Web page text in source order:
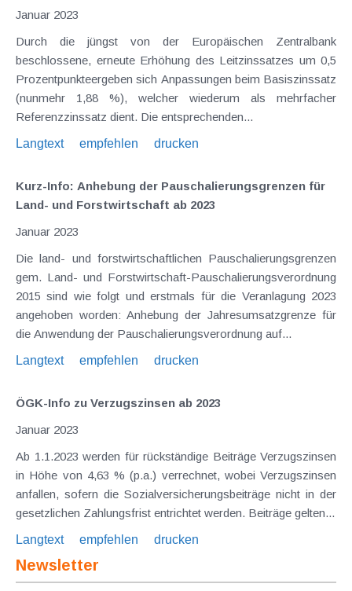
Januar 2023
Durch die jüngst von der Europäischen Zentralbank
beschlossene, erneute Erhöhung des Leitzinssatzes um 0,5
Prozentpunkteergeben sich Anpassungen beim Basiszinssatz
(nunmehr 1,88 %), welcher wiederum als mehrfacher
Referenzzinssatz dient. Die entsprechenden...
Langtext
empfehlen drucken
Kurz-Info: Anhebung der Pauschalierungsgrenzen für
Land- und Forstwirtschaft ab 2023
Januar 2023
Die land- und forstwirtschaftlichen Pauschalierungsgrenzen
gem. Land- und Forstwirtschaft-Pauschalierungsverordnung
2015 sind wie folgt und erstmals für die Veranlagung 2023
angehoben worden: Anhebung der Jahresumsatzgrenze für
die Anwendung der Pauschalierungsverordnung auf...
Langtext
empfehlen drucken
ÖGK-Info zu Verzugszinsen ab 2023
Januar 2023
Ab 1.1.2023 werden für rückständige Beiträge Verzugszinsen
in Höhe von 4,63 % (p.a.) verrechnet, wobei Verzugszinsen
anfallen, sofern die Sozialversicherungsbeiträge nicht in der
gesetzlichen Zahlungsfrist entrichtet werden. Beiträge gelten...
Langtext
empfehlen drucken
Newsletter